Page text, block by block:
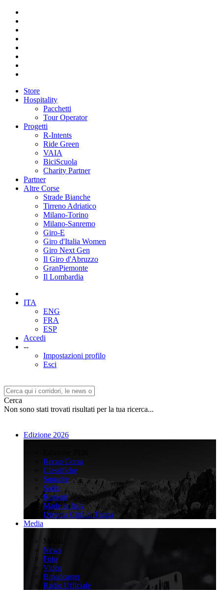
Store
Hospitality
Pacchetti
Tour Operator
Progetti
R-Intents
Ride Green
VAIA
BiciScuola
Charity Partner
Partner
Altre Corse
Strade Bianche
Tirreno Adriatico
Milano-Torino
Milano-Sanremo
Giro-E
Giro d'Italia Women
Giro Next Gen
Il Giro d'Abruzzo
GranPiemonte
Il Lombardia
ITA
ENG
FRA
ESP
Accedi
--
Impostazioni profilo
Esci
Cerca
Non sono stati trovati risultati per la tua ricerca...
Edizione 2026
Recap Corsa
Classifiche
Squadre
Salite
Regioni
Made in Italy
Diventa Città di Tappa
Media
Media
News
Foto
Video
Broadcaster
Radio Ufficiale